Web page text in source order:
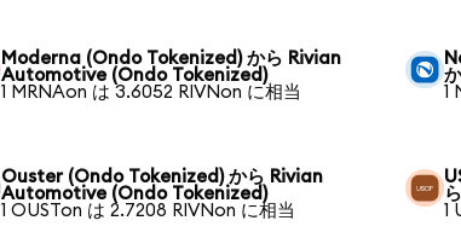
Moderna (Ondo Tokenized) から Rivian
Automotive (Ondo Tokenized)
1 MRNAon は 3.6052 RIVNon に相当
1
Ouster (Ondo Tokenized) から Rivian
Automotive (Ondo Tokenized)
1 OUSTon は 2.7208 RIVNon に相当
1